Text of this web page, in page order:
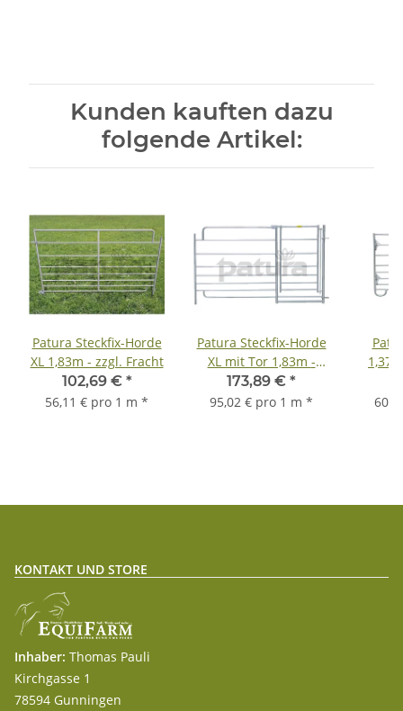
Kunden kauften dazu
folgende Artikel:
Patura Steckfix-Horde
XL 1,83m - zzgl. Fracht
102,69 € *
56,11 € pro 1 m *
Patura Steckfix-Horde
XL mit Tor 1,83m -
zzgl. Fracht
173,89 € *
95,02 € pro 1 m *
KONTAKT UND STORE
Inhaber: Thomas Pauli
Kirchgasse 1
78594 Gunningen